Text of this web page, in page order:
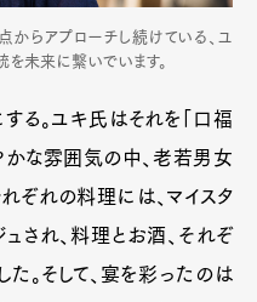
らアプローチし続けている、ユ
を未来に繋いでいます。
。ユキ氏はそれを「口福
やかな雰囲気の中、老若男女
ぞれの料理には、マイスタ
され、料理とお酒、それぞ
。そして、宴を彩ったのは